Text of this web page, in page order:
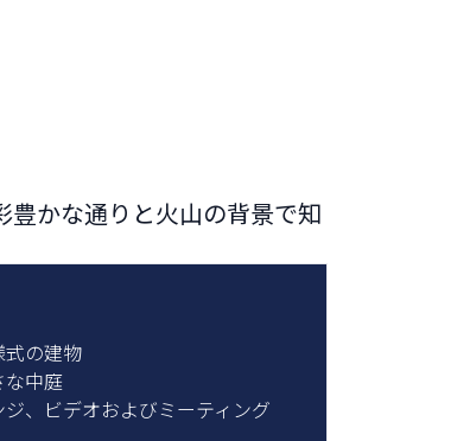
豊かな通りと火山の背景で知
式の建物
な中庭
、ビデオおよびミーティング